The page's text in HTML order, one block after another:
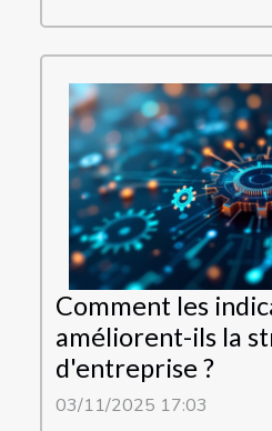
Comment les
améliorent-ils la
d'entreprise ?
03/11/2025 17:03